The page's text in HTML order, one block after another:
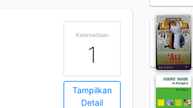
Ketersediaan
1
Tampilkan
Detail